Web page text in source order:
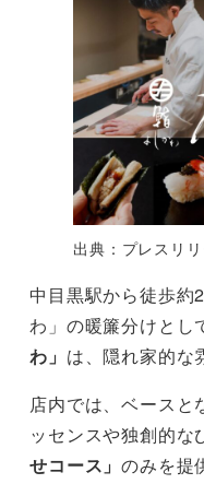
出典：プレスリリ
中目黒駅から徒歩約
わ」の暖簾分けとし
わ」 は、隠れ家的な
店内では、ベースと
ッセンスや独創的な
せコース」のみを提